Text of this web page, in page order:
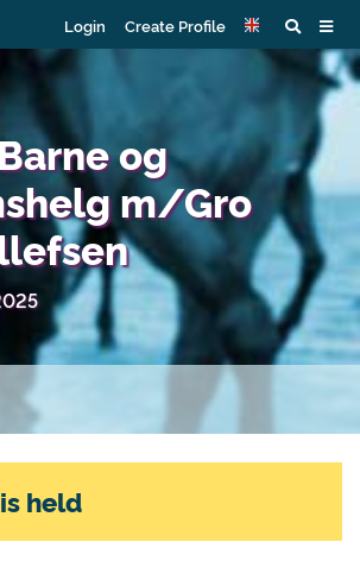
Login Create Profile
og
m/Gro
held